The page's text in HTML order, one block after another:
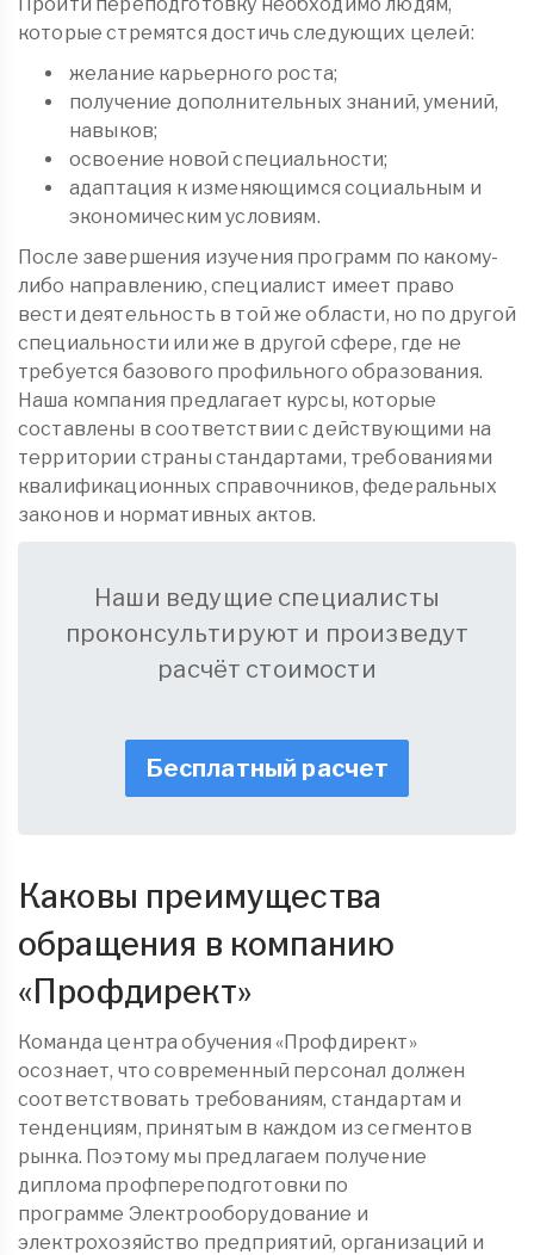
которые стремятся достичь следующих целей:
желание карьерного роста;
получение дополнительных знаний, умений,
навыков;
освоение новой специальности;
адаптация к изменяющимся социальным и
экономическим условиям.
После завершения изучения программ по какому-
либо направлению, специалист имеет право
вести деятельность в той же области, но по другой
специальности или же в другой сфере, где не
требуется базового профильного образования.
Наша компания предлагает курсы, которые
составлены в соответствии с действующими на
территории страны стандартами, требованиями
квалификационных справочников, федеральных
законов и нормативных актов.
Наши ведущие специалисты
проконсультируют и произведут
расчёт стоимости
Бесплатный расчет
Каковы преимущества
обращения в компанию
«Профдирект»
Команда центра обучения «Профдирект»
осознает, что современный персонал должен
соответствовать требованиям, стандартам и
тенденциям, принятым в каждом из сегментов
рынка. Поэтому мы предлагаем получение
диплома профпереподготовки по
программе Электрооборудование и
электрохозяйство предприятий, организаций и